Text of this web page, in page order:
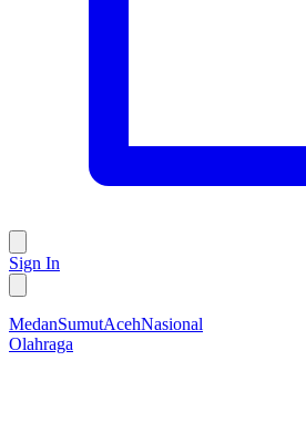
Sign In
MedanSumutAcehNasional
Olahraga